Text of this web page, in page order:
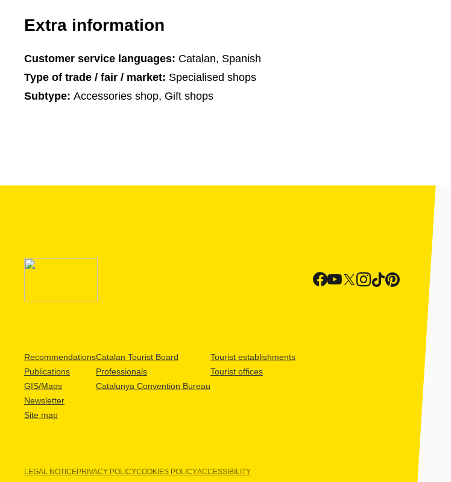
Extra information
Customer service languages: Catalan, Spanish
Type of trade / fair / market: Specialised shops
Subtype: Accessories shop, Gift shops
Recommendations
Publications
GIS/Maps
Newsletter
Site map
Catalan Tourist Board
Professionals
Catalunya Convention Bureau
Tourist establishments
Tourist offices
LEGAL NOTICEPRIVACY POLICYCOOKIES POLICYACCESSIBILITY